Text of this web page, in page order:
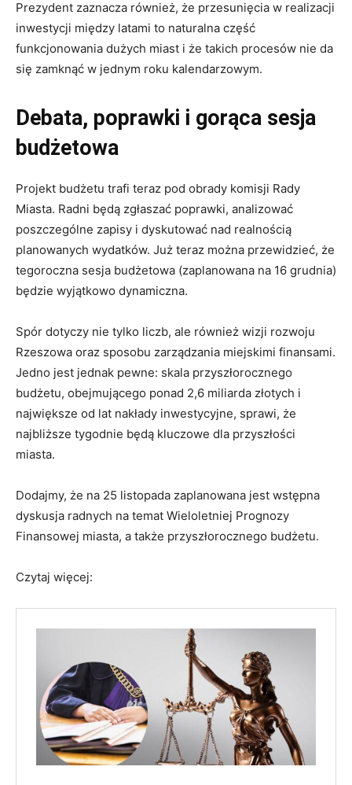
Prezydent zaznacza również, że przesunięcia w realizacji
inwestycji między latami to naturalna część
funkcjonowania dużych miast i że takich procesów nie da
się zamknąć w jednym roku kalendarzowym.
Debata, poprawki i gorąca sesja
budżetowa
Projekt budżetu trafi teraz pod obrady komisji Rady
Miasta. Radni będą zgłaszać poprawki, analizować
poszczególne zapisy i dyskutować nad realnością
planowanych wydatków. Już teraz można przewidzieć, że
tegoroczna sesja budżetowa (zaplanowana na 16 grudnia)
będzie wyjątkowo dynamiczna.
Spór dotyczy nie tylko liczb, ale również wizji rozwoju
Rzeszowa oraz sposobu zarządzania miejskimi finansami.
Jedno jest jednak pewne: skala przyszłorocznego
budżetu, obejmującego ponad 2,6 miliarda złotych i
największe od lat nakłady inwestycyjne, sprawi, że
najbliższe tygodnie będą kluczowe dla przyszłości
miasta.
Dodajmy, że na 25 listopada zaplanowana jest wstępna
dyskusja radnych na temat Wieloletniej Prognozy
Finansowej miasta, a także przyszłorocznego budżetu.
Czytaj więcej: